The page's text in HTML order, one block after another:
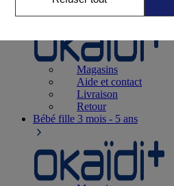
Magasins
Aide et contact
Livraison
Retour
Bébé fille 3 mois - 5 ans